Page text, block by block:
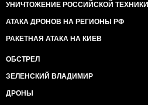
УНИЧТОЖЕНИЕ РОССИЙСКОЙ ТЕХНИКИ
АТАКА ДРОНОВ НА РЕГИОНЫ РФ
РАКЕТНАЯ АТАКА НА КИЕВ
ОБСТРЕЛ
ЗЕЛЕНСКИЙ ВЛАДИМИР
ДРОНЫ